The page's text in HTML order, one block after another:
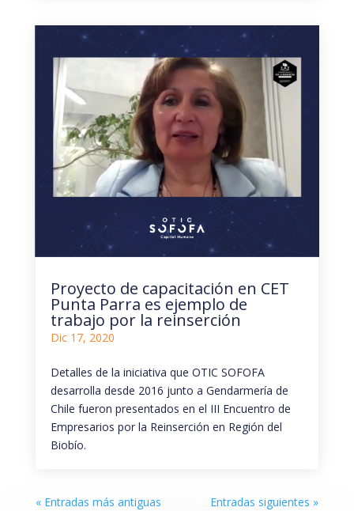
Proyecto de capacitación en CET
Punta Parra es ejemplo de
trabajo por la reinserción
Dic 17, 2020
Detalles de la iniciativa que OTIC SOFOFA
desarrolla desde 2016 junto a Gendarmería de
Chile fueron presentados en el III Encuentro de
Empresarios por la Reinserción en Región del
Biobío.
« Entradas más antiguas Entradas siguientes »